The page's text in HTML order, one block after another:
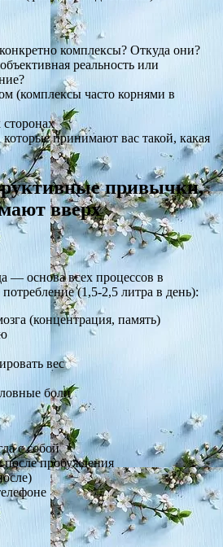
комплексы? Откуда они?
реальность или
(комплексы часто корнями в
принимают вас такой, какая
привычки,
вверх
— основа всех процессов в
(1,5-2,5 литра в день):
(концентрация, память)
вес
боли
с собой
после пробуждения